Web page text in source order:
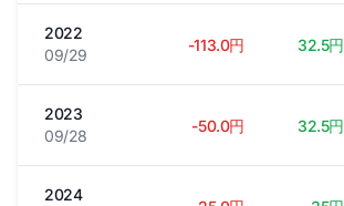
2022
09/29
-113.0円 32.5円
2023
09/28
-50.0円 32.5円
2024